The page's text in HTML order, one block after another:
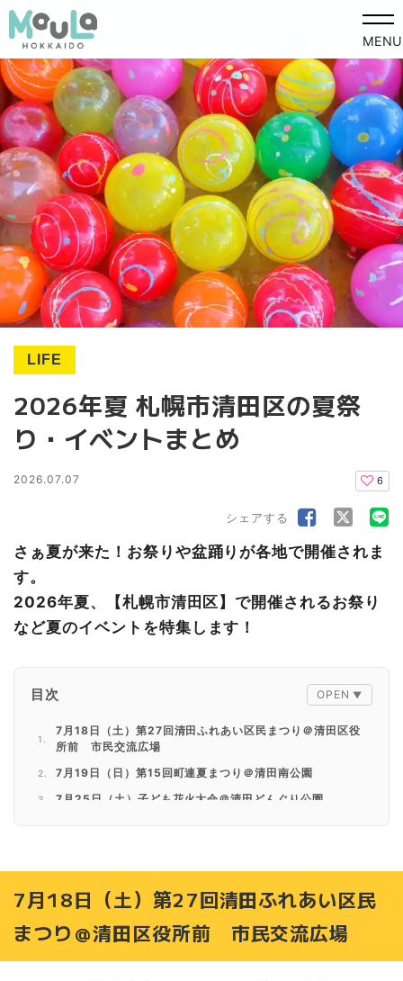
MENU
LIFE
2026年夏 札幌市清田区の夏祭
り・イベントまとめ
2026.07.07 6
シェアする
さぁ夏が来た！お祭りや盆踊りが各地で開催されま
す。
2026年夏、【札幌市清田区】で開催されるお祭り
など夏のイベントを特集します！
目次
7月18日（土）第27回清田ふれあい区民まつり＠清田区役
所前 市民交流広場
7月19日（日）第15回町連夏まつり＠清田南公園
7月25日（土）子ども花火大会＠清田どんぐり公園
7月26日（日）平岡春風台町内会 こどもえんにち＠春風
台会館
7月26日（日）平岡東町内会 夏祭り＠平岡東町内会館
8月1日（土）第4回きよたモルックまつり2026＠清田区
7月18日（土）第27回清田ふれあい区民
まつり＠清田区役所前 市民交流広場